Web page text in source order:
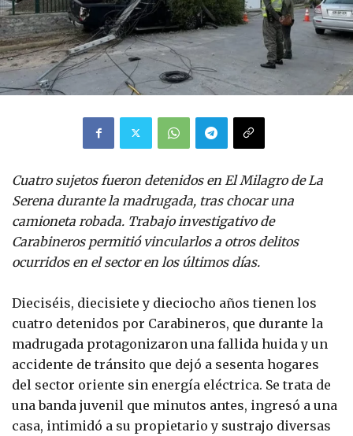
Cuatro sujetos fueron detenidos en El Milagro de La
Serena durante la madrugada, tras chocar una
camioneta robada. Trabajo investigativo de
Carabineros permitió vincularlos a otros delitos
ocurridos en el sector en los últimos días.
Dieciséis, diecisiete y dieciocho años tienen los
cuatro detenidos por Carabineros, que durante la
madrugada protagonizaron una fallida huida y un
accidente de tránsito que dejó a sesenta hogares
del sector oriente sin energía eléctrica. Se trata de
una banda juvenil que minutos antes, ingresó a una
casa, intimidó a su propietario y sustrajo diversas